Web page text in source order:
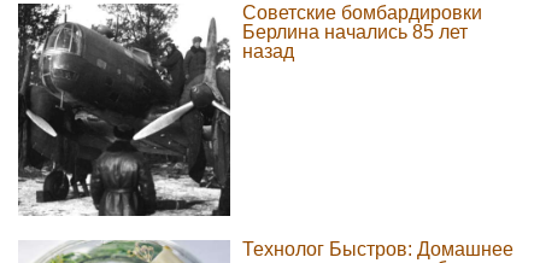
Советские бомбардировки
Берлина начались 85 лет
назад
Технолог Быстров: Домашнее